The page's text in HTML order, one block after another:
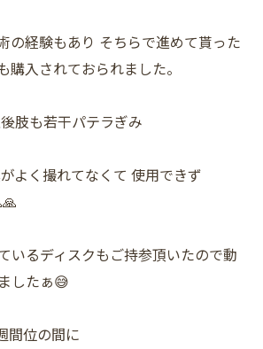
の経験もあり そちらで進めて貰った
購入されておられました。
肢も若干パテラぎみ
よく撮れてなくて 使用できず
いるディスクもご持参頂いたので動
したぁ😅
間位の間に